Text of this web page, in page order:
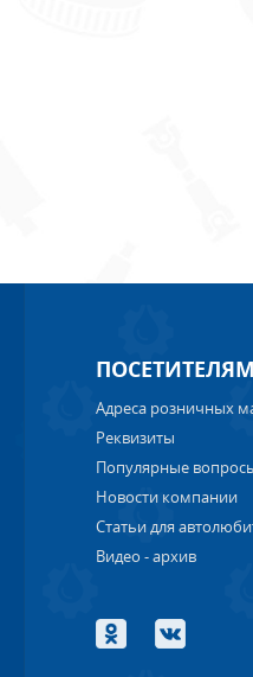
ПОСЕТИТЕЛЯМ
Адреса розничных
Реквизиты
Популярные
Новости компании
Статьи для
Видео - архив